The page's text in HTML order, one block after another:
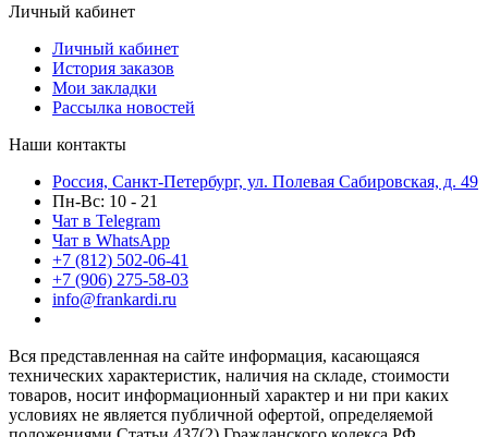
Личный кабинет
Личный кабинет
История заказов
Мои закладки
Рассылка новостей
Наши контакты
Россия, Санкт-Петербург, ул. Полевая Сабировская, д. 49
Пн-Вс: 10 - 21
Чат в Telegram
Чат в WhatsApp
+7 (812) 502-06-41
+7 (906) 275-58-03
info@frankardi.ru
Вся представленная на сайте информация, касающаяся
технических характеристик, наличия на складе, стоимости
товаров, носит информационный характер и ни при каких
условиях не является публичной офертой, определяемой